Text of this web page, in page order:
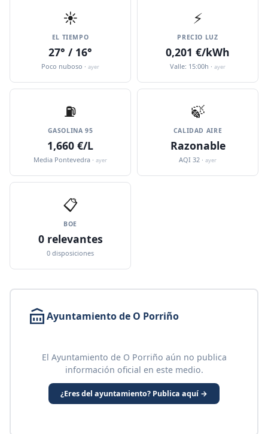
☀️
EL TIEMPO
27° / 16°
Poco nuboso · ayer
⚡
PRECIO LUZ
0,201 €/kWh
Valle: 15:00h · ayer
⛽️
GASOLINA 95
1,660 €/L
Media Pontevedra · ayer
🍃
CALIDAD AIRE
Razonable
AQI 32 · ayer
📋
BOE
0 relevantes
0 disposiciones
Ayuntamiento de O Porriño
El Ayuntamiento de O Porriño aún no publica
información oficial en este medio.
¿Eres del ayuntamiento? Publica aquí →